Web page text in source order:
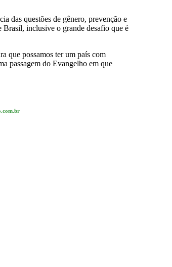
das questões de gênero, prevenção e
Brasil, inclusive o grande desafio que é
que possamos ter um país com
passagem do Evangelho em que